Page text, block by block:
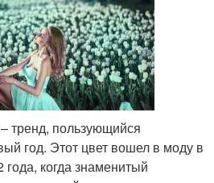
тренд, пользующийся
год. Этот цвет вошел в моду в
года, когда знаменитый